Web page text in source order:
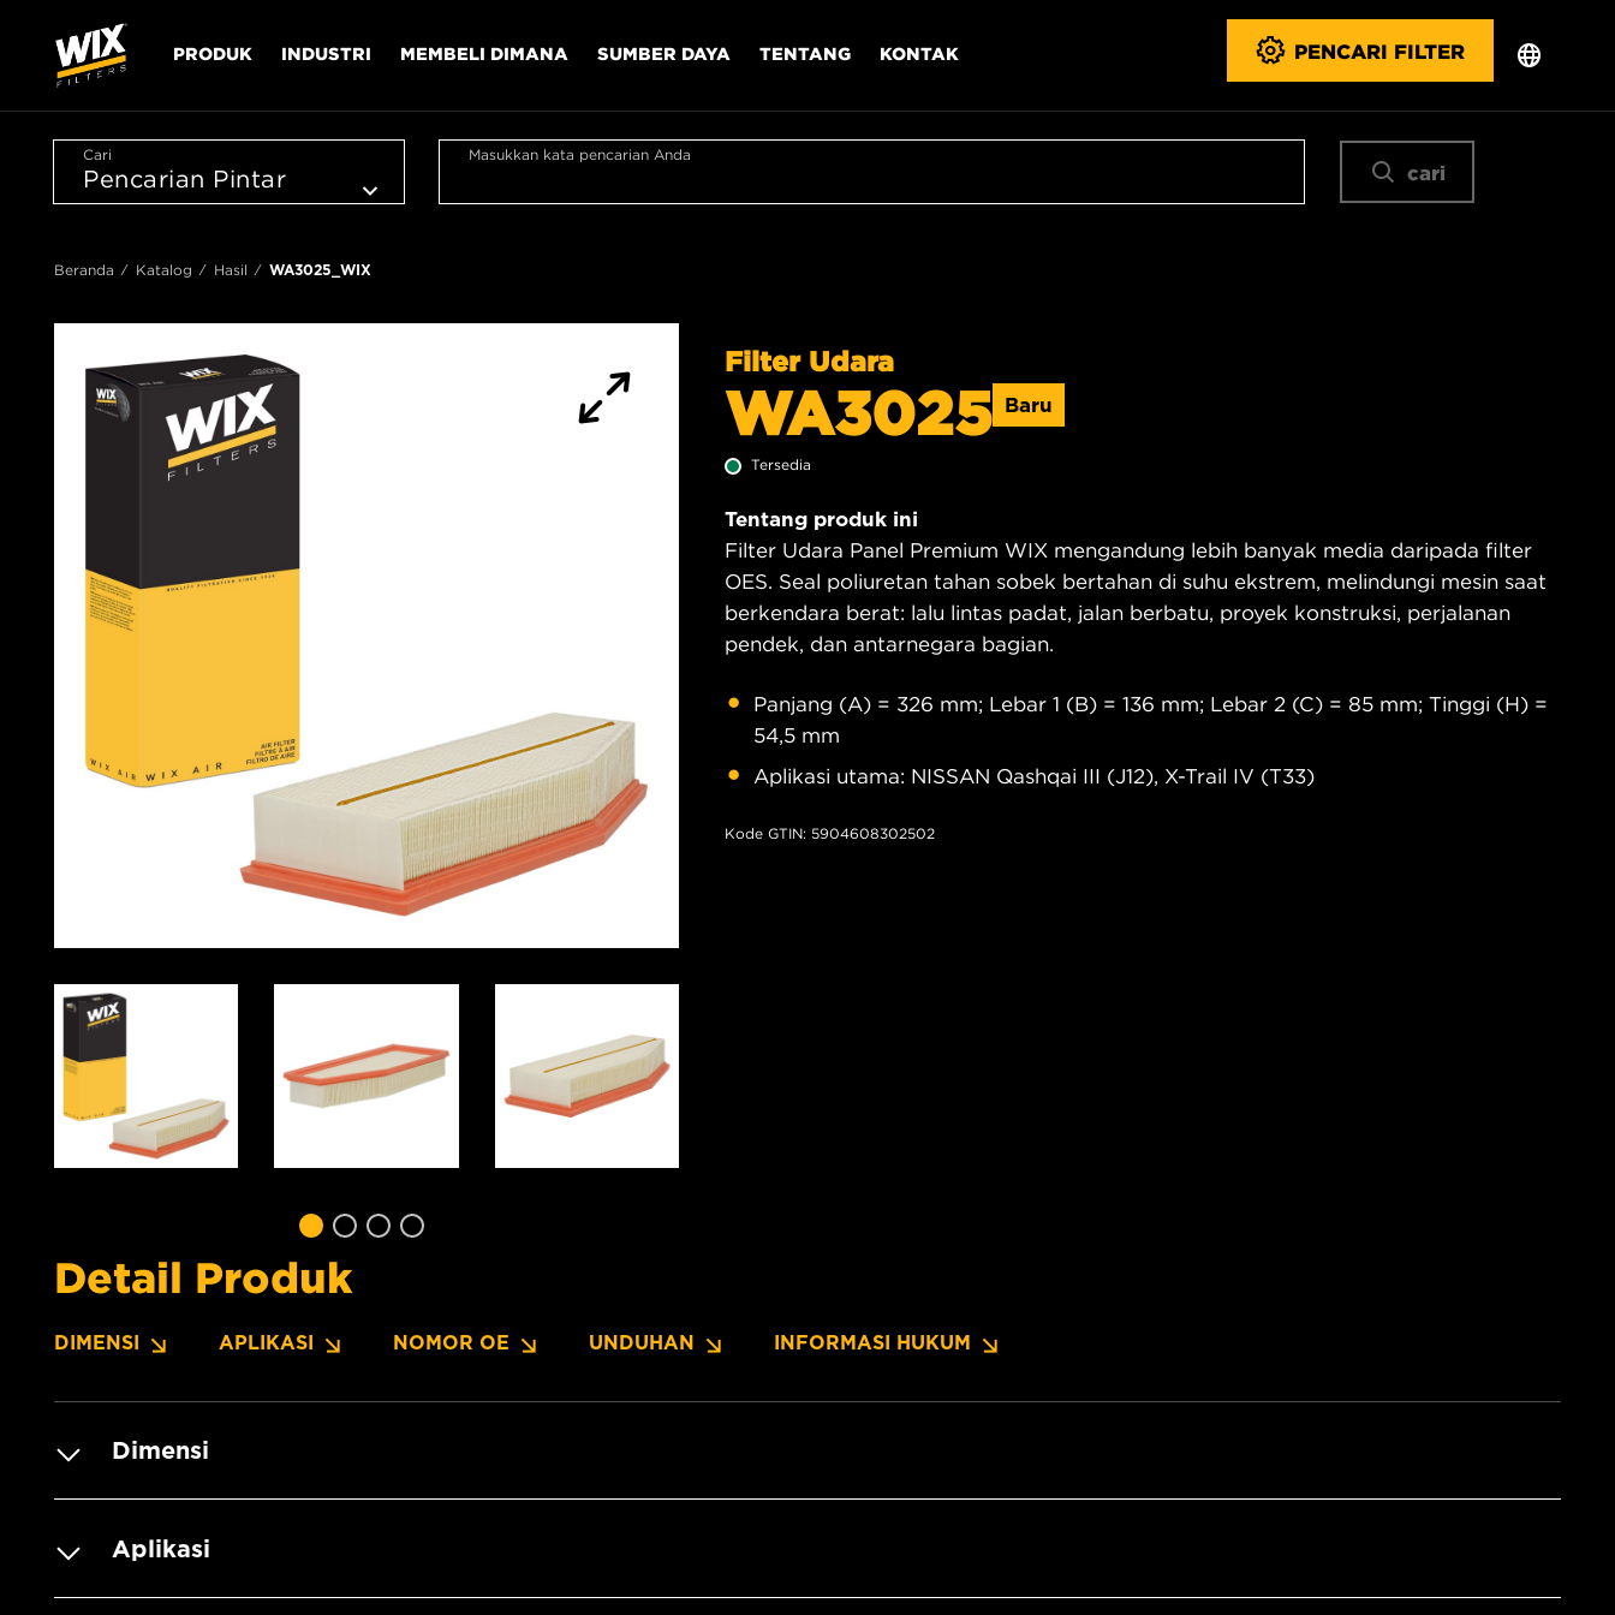
PRODUK INDUSTRI MEMBELI DIMANA SUMBER DAYA TENTANG KONTAK PENCARI FILTER
Cari Masukkan kata pencarian Anda
cari
Beranda Katalog Hasil WA3025_WIX
Filter Udara
WA3025 Baru
Tersedia
Tentang produk ini
Filter Udara Panel Premium WIX mengandung lebih banyak media daripada filter
OES. Seal poliuretan tahan sobek bertahan di suhu ekstrem, melindungi mesin saat
berkendara berat: lalu lintas padat, jalan berbatu, proyek konstruksi, perjalanan
pendek, dan antarnegara bagian.
Panjang (A) = 326 mm; Lebar 1 (B) = 136 mm; Lebar 2 (C) = 85 mm; Tinggi (H) =
54,5 mm
Aplikasi utama: NISSAN Qashqai III (J12), X-Trail IV (T33)
Kode GTIN: 5904608302502
Detail Produk
DIMENSI APLIKASI NOMOR OE UNDUHAN INFORMASI HUKUM
Dimensi
Aplikasi